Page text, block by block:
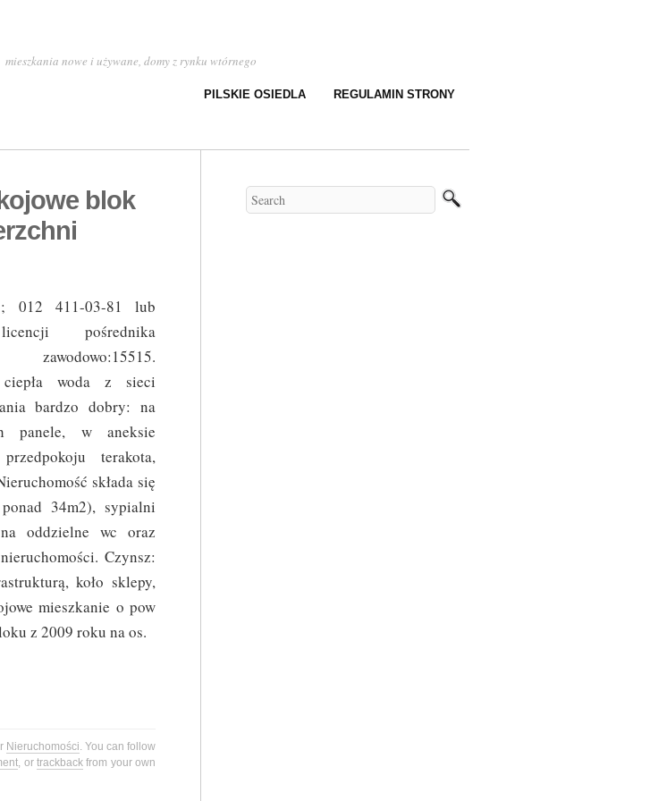
mieszkania nowe i używane, domy z rynku wtórnego
PILSKIE OSIEDLA REGULAMIN STRONY
blok
; 012 411-03-81 lub
pośrednika
woda z sieci
bardzo dobry: na
panele, w aneksie
terakota,
składa się
34m2), sypialni
oddzielne wc oraz
Czynsz:
koło sklepy,
mieszkanie o pow
z 2009 roku na os.
Nieruchomości. You can follow
, or trackbackfrom your own